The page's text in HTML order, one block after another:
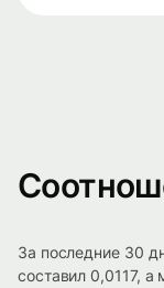
За последние 30
составил 0,0117,